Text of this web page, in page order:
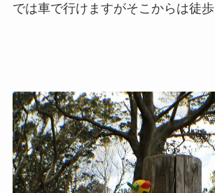
では車で行けますがそこからは徒歩